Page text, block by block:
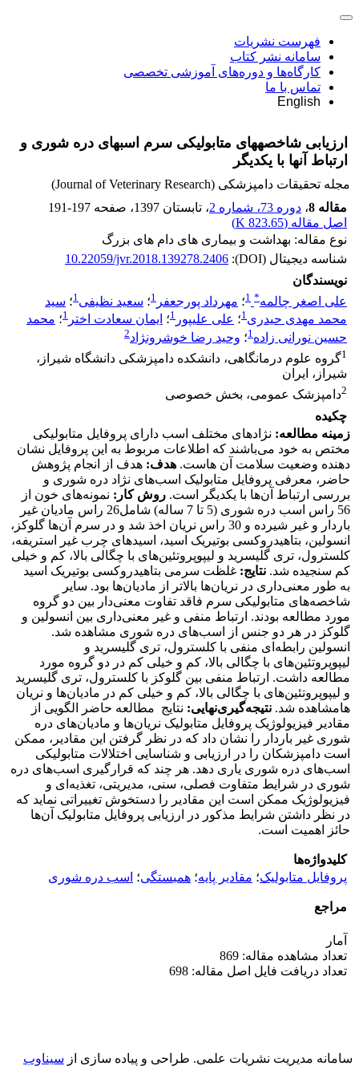
فهرست نشریات
سامانه نشر کتاب
کارگاه‌ها و دوره‌های آموزشی تخصصی
تماس با ما
English
ارزیابی شاخصههای متابولیکی سرم اسبهای دره شوری و
ارتباط آنها با یکدیگر
مجله تحقیقات دامپزشکی (Journal of Veterinary Research)
مقاله 8
، دوره 73، شماره 2 ، تابستان 1397 ، صفحه 191-197
اصل مقاله (823.65 K
)
نوع مقاله: بهداشت و بیماری های دام های بزرگ
شناسه دیجیتال (DOI):
10.22059/jvr.2018.139278.2406
نویسندگان
علی اصغر چالمه*
1؛ مهرداد پورجعفر 1؛ سعید نظیفی1؛ سید
محمد مهدی حیدری1؛ علی علیپور 1؛ ایمان سعادت اختر 1؛ محمد
حسین نورانی زاده 1؛ وحید رضا خوشرونژاد2
1گروه علوم درمانگاهی، دانشکده دامپزشکی دانشگاه شیراز،
شیراز، ایران
2دامپزشک عمومی، بخش خصوصی
چکیده
زمینه مطالعه: نژادهای مختلف اسب دارای پروفایل متابولیکی
مختص به خود می‌باشند که اطلاعات مربوط به این پروفایل نشان
دهنده وضعیت سلامت آن هاست. هدف: هدف از انجام پژوهش
حاضر، معرفی پروفایل متابولیک اسب‌های نژاد دره شوری و
بررسی ارتباط آن‌ها با یکدیگر است. روش کار: نمونه‌های خون از
56 راس اسب دره شوری (5 تا 7 ساله) شامل26 راس مادیان غیر
باردار و غیر شیرده و 30 راس نریان اخذ شد و در سرم آن‌ها گلوکز،
انسولین، بتا‌هیدروکسی بوتیریک اسید، اسیدهای چرب غیر استریفه،
کلسترول، تری گلیسرید و لیپوپروتئین‌های با چگالی بالا، کم و خیلی
کم سنجیده شد. نتایج: غلظت سرمی بتا‌هیدروکسی بوتیریک اسید
به طور معنی‌داری در نریان‌ها بالاتر از مادیان‌ها بود. سایر
شاخصه‌های متابولیکی سرم فاقد تفاوت معنی‌دار بین دو گروه
مورد مطالعه بودند. ارتباط منفی و غیر معنی‌داری بین انسولین و
گلوکز در هر دو جنس از اسب‌های دره شوری مشاهده شد.
انسولین رابطه‌ای منفی با کلسترول، تری گلیسرید و
لیپوپروتئین‌های با چگالی بالا، کم و خیلی کم در دو گروه مورد
مطالعه داشت. ارتباط منفی بین گلوکز با کلسترول، تری گلیسرید
و لیپوپروتئین‌های با چگالی بالا، کم و خیلی کم در مادیان‌ها و نریان
هامشاهده شد. نتیجهگیرینهایی: نتایج مطالعه حاضر الگویی از
مقادیر فیزیولوژیک پروفایل متابولیک نریان‌ها و مادیان‌های دره
شوری غیر باردار را نشان داد که در نظر گرفتن این مقادیر، ممکن
است دامپزشکان را در ارزیابی و شناسایی اختلالات متابولیکی
اسب‌های دره شوری یاری دهد. هر چند که قرارگیری اسب‌های دره
شوری در شرایط متفاوت فصلی، سنی، مدیریتی، تغذیه‌ای و
فیزیولوژیک ممکن است این مقادیر را دستخوش تغییراتی نماید که
در نظر داشتن شرایط مذکور در ارزیابی پروفایل متابولیک آن‌ها
حائز اهمیت است.
کلیدواژه‌ها
پروفایل متابولیک؛ مقادیر پایه؛ همبستگی؛ اسب دره شوری
مراجع
آمار
تعداد مشاهده مقاله: 869
تعداد دریافت فایل اصل مقاله: 698
سامانه مدیریت نشریات علمی. طراحی و پیاده سازی از سیناوب